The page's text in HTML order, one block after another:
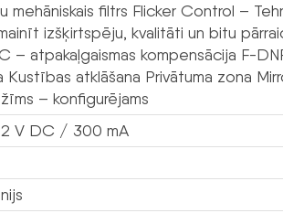
mehāniskais filtrs Flicker Control –
izšķirtspēju, kvalitāti un bitu
– atpakaļgaismas kompensācija F-
Kustības atklāšana Privātuma zona
– konfigurējams
V DC / 300 mA